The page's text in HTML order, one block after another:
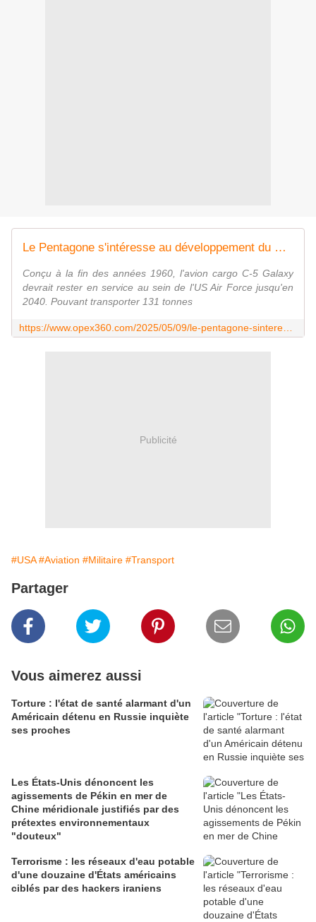
Le Pentagone s'intéresse au développement du Windrunner, un avion cargo "révolutionnaire" - Zone Militaire
Conçu à la fin des années 1960, l'avion cargo C-5 Galaxy
devrait rester en service au sein de l'US Air Force jusqu'en
2040. Pouvant transporter 131 tonnes
Publicité
#USA #Aviation #Militaire #Transport
Partager
Vous aimerez aussi
Torture : l'état de santé alarmant d'un
Américain détenu en Russie inquiète
ses proches
Les États-Unis dénoncent les
agissements de Pékin en mer de
Chine méridionale justifiés par des
prétextes environnementaux
"douteux"
Terrorisme : les réseaux d'eau potable
d'une douzaine d'États américains
ciblés par des hackers iraniens